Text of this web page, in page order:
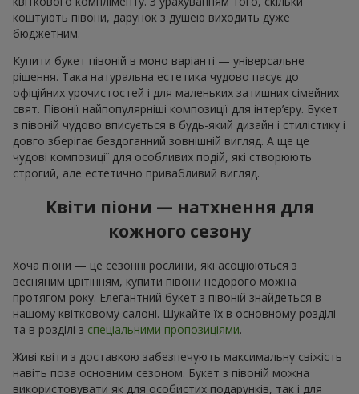
коштують півони, дарунок з душею виходить дуже
бюджетним.
Купити букет півоній в моно варіанті — універсальне
рішення. Така натуральна естетика чудово пасує до
офіційних урочистостей і для маленьких затишних сімейних
свят. Півонії найпопулярніші композиції для інтер’єру. Букет
з півоній чудово вписується в будь-який дизайн і стилістику і
довго зберігає бездоганний зовнішній вигляд. А ще це
чудові композиції для особливих подій, які створюють
строгий, але естетично привабливий вигляд.
Квіти піони — натхнення для
кожного сезону
Хоча піони — це сезонні рослини, які асоціюються з
весняним цвітінням, купити півони недорого можна
протягом року. Елегантний букет з півоній знайдеться в
нашому квітковому салоні. Шукайте їх в основному розділі
та в розділі з спеціальними пропозиціями.
Живі квіти з доставкою забезпечують максимальну свіжість
навіть поза основним сезоном. Букет з півоній можна
використовувати як для особистих подарунків, так і для